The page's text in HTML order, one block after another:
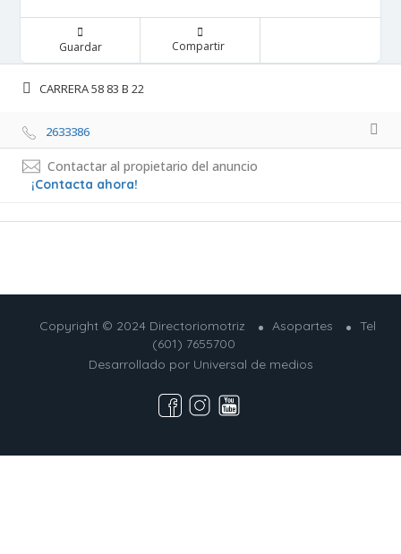
Guardar Compartir
CARRERA 58 83 B 22
2633386
Contactar al propietario del anuncio
¡Contacta ahora!
Copyright © 2024 Directoriomotriz Asopartes
Tel
(601) 7655700
Desarrollado por Universal de medios